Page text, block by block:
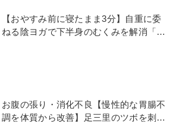
【おやすみ前に寝たまま3分】自重に委
ねる陰ヨガで下半身のむくみを解消「ス
お腹の張り・消化不良【慢性的な胃腸不
調を体質から改善】足三里のツボを刺激